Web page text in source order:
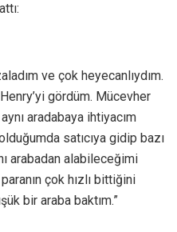
ve çok heyecanlıydım.
gördüm. Mücevher
aradabaya ihtiyacım
satıcıya gidip bazı
arabadan alabileceğimi
çok hızlı bittiğini
bir araba baktım.”